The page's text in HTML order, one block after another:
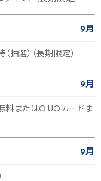
9月
抽選）（長期限定）
9月
料またはQUOカードま
9月